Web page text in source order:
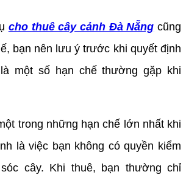
cho thuê cây cảnh Đà Nẵng cũng
bạn nên lưu ý trước khi quyết định
một số hạn chế thường gặp khi
trong những hạn chế lớn nhất khi
là việc bạn không có quyền kiểm
cây. Khi thuê, bạn thường chỉ